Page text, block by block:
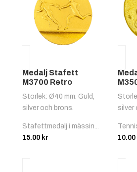
Medalj Stafett
M3700 Retro
Storlek: Ø40 mm. Guld,
silver och brons.
Stafettmedalj i mässin...
15.00 kr
silver
10.00